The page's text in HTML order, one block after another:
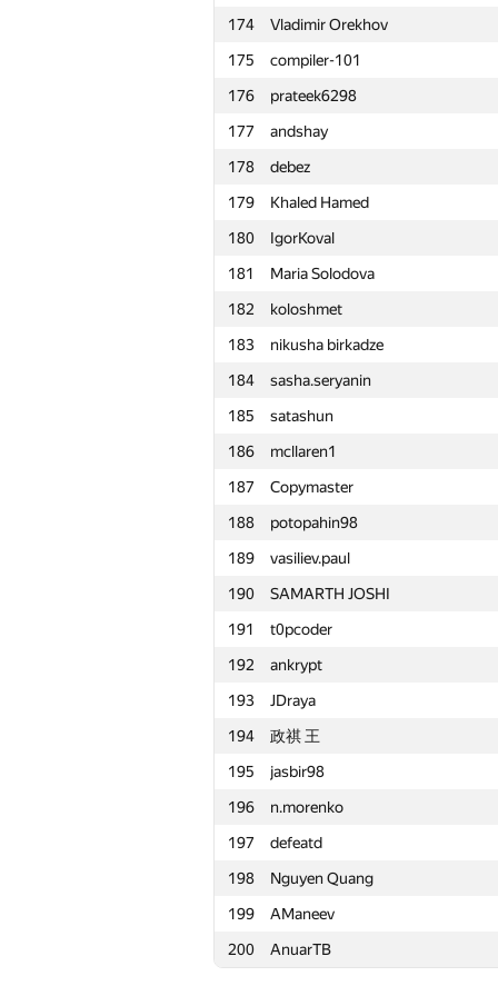
174
Vladimir Orekhov
175
compiler-101
176
prateek6298
177
andshay
178
debez
179
Khaled Hamed
180
IgorKoval
181
Maria Solodova
182
koloshmet
183
nikusha birkadze
184
sasha.seryanin
185
satashun
186
mcllaren1
187
Copymaster
188
potopahin98
189
vasiliev.paul
190
SAMARTH JOSHI
191
t0pcoder
192
ankrypt
193
JDraya
194
政祺 王
195
jasbir98
196
n.morenko
197
defeatd
198
Nguyen Quang
199
AManeev
200
AnuarTB
151 Сергей Данилов
152
Дмитрий Ярош
153
dvp
154
aliniov
155
Андрей Гейн
156
Gassa
157
vepifanov
158
mayankgupta98
159
Стас Затолокин
160
deniskolsanov
161
adskiu-sniper
162
isaf27
163
elitewantsyou
164
lintseju
165
foreku
166
Дмитрий Воронецкий
167
Денис Южанин
168
kamil.khadiev
169
hirokazu1020
170
SDI091
171
vvarty
172
mklimenko29
173
griddic
174
Vladimir Orekhov
175
compiler-101
176
prateek6298
177
andshay